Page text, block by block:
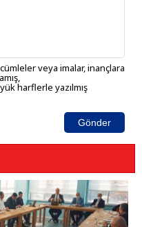
veya imalar, inançlara
harflerle yazılmış
Gönder